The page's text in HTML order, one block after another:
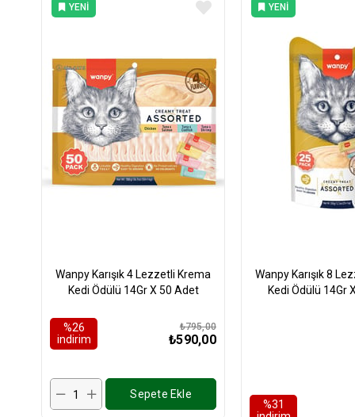
Wanpy Karışık 4 Lezzetli Krema
Kedi Ödülü 14Gr X 50 Adet
%26
i̇ndirim
₺590,00
₺795,00
Sepete Ekle
YENI
Wanpy Karışık 8
Kedi Ödülü 14Gr
%31
YENI